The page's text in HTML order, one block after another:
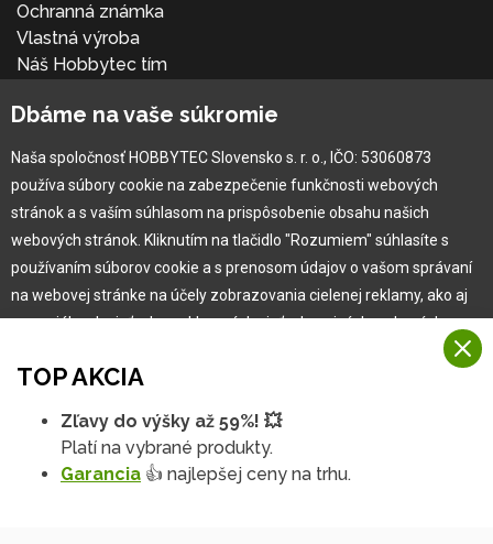
Ochranná známka
Vlastná výroba
Náš Hobbytec tím
Naša história
Pre zákazníka
Garancia najlepšej ceny
Užívateľský manuál
Reklamácia
TOP AKCIA
Zľavy do výšky až 59%! 💥
Platí na vybrané produkty.
Garancia 👍 najlepšej ceny na trhu.
Dbáme na vaše súkromie
Naša spoločnosť HOBBYTEC Slovensko s. r. o., IČO: 53060873
používa súbory cookie na zabezpečenie funkčnosti webových
stránok a s vaším súhlasom na prispôsobenie obsahu našich
webových stránok. Kliknutím na tlačidlo "Rozumiem" súhlasíte s
používaním súborov cookie a s prenosom údajov o vašom správaní
na webovej stránke na účely zobrazovania cielenej reklamy, ako aj
na sociálnych sieťach a reklamných sieťach na iných webových
Viac informácií
Na našich webových stránkach používame niekoľko kategórií
Rozumiem